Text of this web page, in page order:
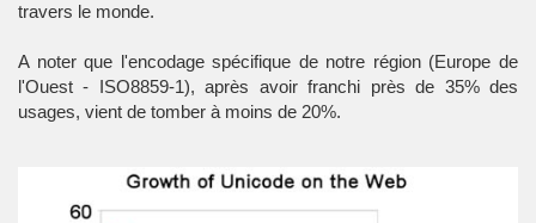
travers le monde.
A noter que l'encodage spécifique de notre région (Europe de
l'Ouest - ISO8859-1), après avoir franchi près de 35% des
usages, vient de tomber à moins de 20%.